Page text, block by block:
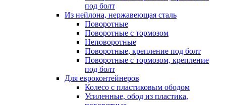
под болт
Из нейлона, нержавеющая сталь
Поворотные
Поворотные с тормозом
Неповоротные
Поворотные, крепление под болт
Поворотные с тормозом, крепление
под болт
Для евроконтейнеров
Колесо с пластиковым ободом
Усиленные, обод из пластика,